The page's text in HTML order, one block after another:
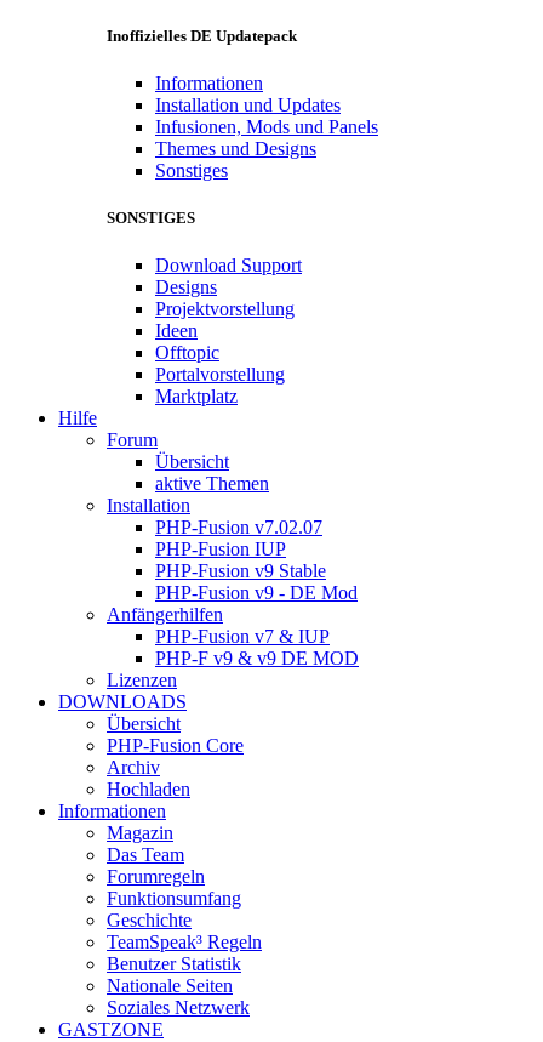
Inoffizielles DE Updatepack
Informationen
Installation und Updates
Infusionen, Mods und Panels
Themes und Designs
Sonstiges
SONSTIGES
Download Support
Designs
Projektvorstellung
Ideen
Offtopic
Portalvorstellung
Marktplatz
Hilfe
Forum
Übersicht
aktive Themen
Installation
PHP-Fusion v7.02.07
PHP-Fusion IUP
PHP-Fusion v9 Stable
PHP-Fusion v9 - DE Mod
Anfängerhilfen
PHP-Fusion v7 & IUP
PHP-F v9 & v9 DE MOD
Lizenzen
DOWNLOADS
Übersicht
PHP-Fusion Core
Archiv
Hochladen
Informationen
Magazin
Das Team
Forumregeln
Funktionsumfang
Geschichte
TeamSpeak³ Regeln
Benutzer Statistik
Nationale Seiten
Soziales Netzwerk
GASTZONE